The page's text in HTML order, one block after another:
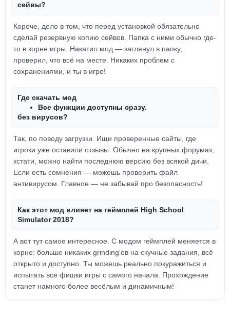
сейвы?
Короче, дело в том, что перед установкой обязательно
сделай резервную копию сейвов. Папка с ними обычно где-
то в корне игры. Накатил мод — заглянул в папку,
проверил, что всё на месте. Никаких проблем с
сохранениями, и ты в игре!
Где скачать мод
Все функции доступны сразу.
без вирусов?
Так, по поводу загрузки. Ищи проверенные сайты, где
игроки уже оставили отзывы. Обычно на крупных форумах,
кстати, можно найти последнюю версию без всякой дичи.
Если есть сомнения — можешь проверить файл
антивирусом. Главное — не забывай про безопасность!
Как этот мод влияет на геймплей High School
Simulator 2018?
А вот тут самое интересное. С модом геймплей меняется в
корне: больше никаких grinding'ов на скучные задания, всё
открыто и доступно. Ты можешь реально покуражиться и
испытать все фишки игры с самого начала. Прохождение
станет намного более весёлым и динамичным!